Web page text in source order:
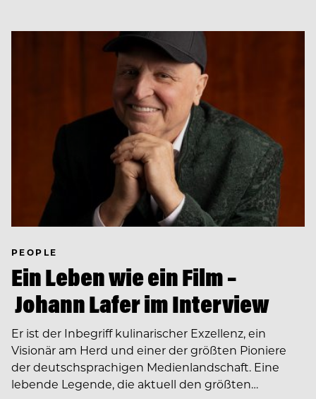
PEOPLE
Ein Leben wie ein Film –
Johann Lafer im Interview
Er ist der Inbegriff kulinarischer Exzellenz, ein
Visionär am Herd und einer der größten Pioniere
der deutschsprachigen Medienlandschaft. Eine
lebende Legende, die aktuell den größten…